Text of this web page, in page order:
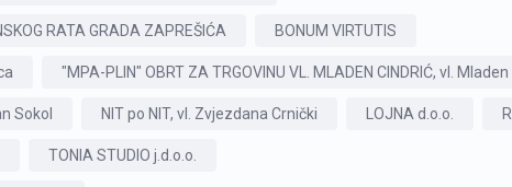
RATA GRADA ZAPREŠIĆA BONUM VIRTUTIS
"MPA-PLIN" OBRT ZA TRGOVINU VL. MLADEN CINDRIĆ, vl.
Sokol NIT po NIT, vl. Zvjezdana Crnički LOJNA d.o.o.
TONIA STUDIO j.d.o.o.